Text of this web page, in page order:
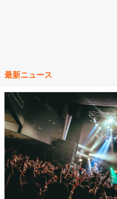
最新ニュース